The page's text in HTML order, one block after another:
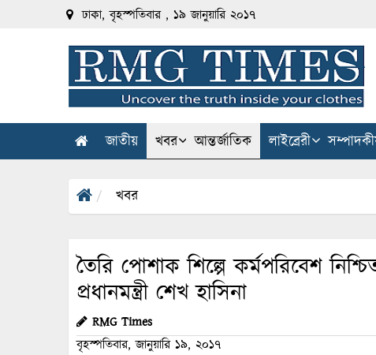
ঢাকা, বৃহস্পতিবার , ১৯ জানুয়ারি ২০১৭
জাতীয় খবর আন্তর্জাতিক লাইব্রেরী
খবর
তৈরি পোশাক শিল্পে কর্মপরিবেশ
প্রধানমন্ত্রী শেখ হাসিনা
RMG Times
বৃহস্পতিবার, জানুয়ারি ১৯, ২০১৭